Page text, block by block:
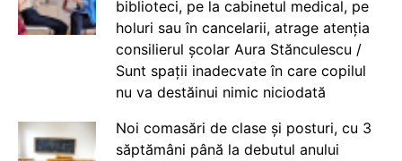
biblioteci, pe la cabinetul medical, pe
holuri sau în cancelarii, atrage atenția
consilierul școlar Aura Stănculescu /
Sunt spații inadecvate în care copilul
nu va destăinui nimic niciodată
Noi comasări de clase și posturi, cu 3
săptămâni până la debutul anului